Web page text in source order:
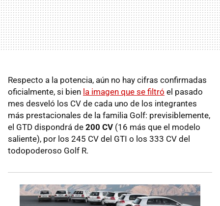
Respecto a la potencia, aún no hay cifras confirmadas
oficialmente, si bien la imagen que se filtró el pasado
mes desveló los CV de cada uno de los integrantes
más prestacionales de la familia Golf: previsiblemente,
el GTD dispondrá de 200 CV (16 más que el modelo
saliente), por los 245 CV del GTI o los 333 CV del
todopoderoso Golf R.